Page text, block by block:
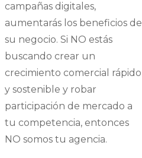
campañas digitales,
aumentarás los beneficios de
su negocio. Si NO estás
buscando crear un
crecimiento comercial rápido
y sostenible y robar
participación de mercado a
tu competencia, entonces
NO somos tu agencia.